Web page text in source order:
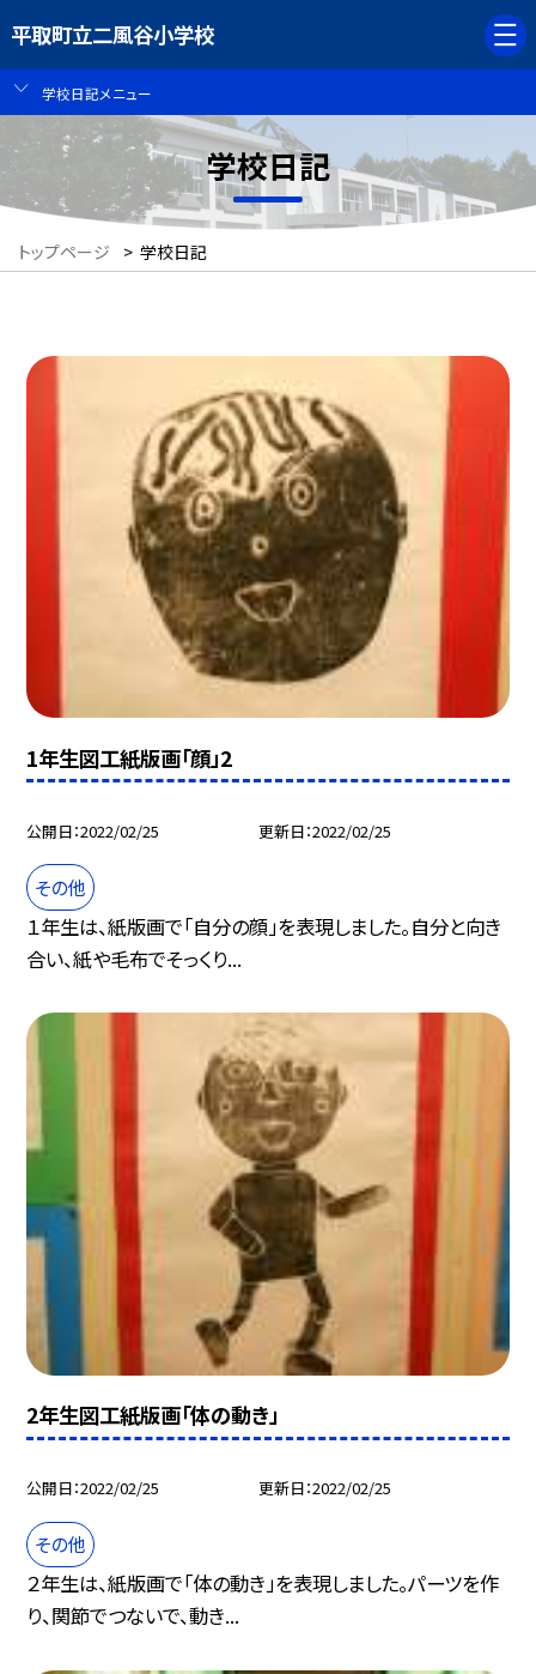
平取町立二風谷小学校
学校日記メニュー
学校日記
トップページ > 学校日記
1年生図工紙版画「顔」2
公開日 2022/02/25 更新日 2022/02/25
その他
１年生は、紙版画で「自分の顔」を表現しました。自分と向き
合い、紙や毛布でそっくり...
2年生図工紙版画「体の動き」
公開日 2022/02/25 更新日 2022/02/25
その他
２年生は、紙版画で「体の動き」を表現しました。パーツを作
り、関節でつないで、動き...